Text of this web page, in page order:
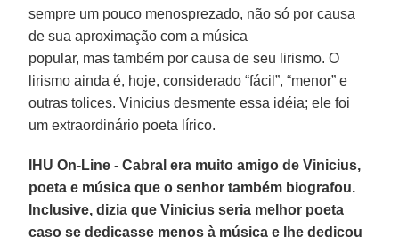
sempre um pouco menosprezado, não só por causa
de sua aproximação com a música
popular, mas também por causa de seu lirismo. O
lirismo ainda é, hoje, considerado “fácil”, “menor” e
outras tolices. Vinicius desmente essa idéia; ele foi
um extraordinário poeta lírico.
IHU On-Line - Cabral era muito amigo de Vinicius,
poeta e música que o senhor também biografou.
Inclusive, dizia que Vinicius seria melhor poeta
caso se dedicasse menos à música e lhe dedicou